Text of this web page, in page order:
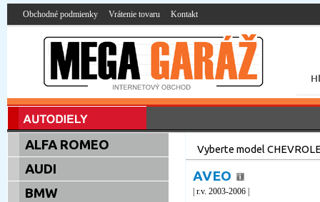
Obchodné podmienky Vrátenie tovaru Kontakt
Vyberte model
AVEO
| r.v. 2003-2006 |
ALFA ROMEO
AUDI
BMW